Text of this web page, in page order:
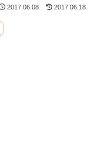
2017.06.08 2017.06.18